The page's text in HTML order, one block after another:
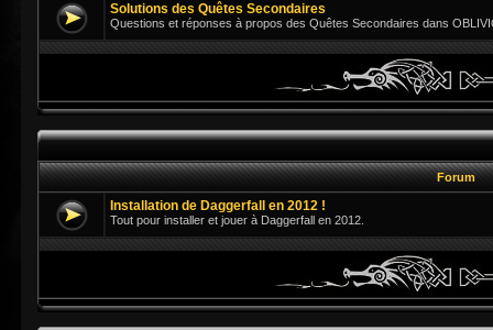
Solutions des Quêtes Secondaires
Questions et réponses à propos des Quêtes Secondaires dans
Forum
Installation de Daggerfall en 2012 !
Tout pour installer et jouer à Daggerfall en 2012.